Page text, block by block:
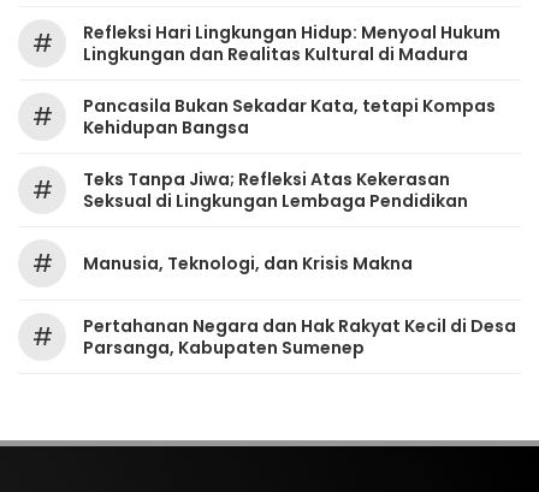
#
Refleksi Hari Lingkungan Hidup: Menyoal Hukum
Lingkungan dan Realitas Kultural di Madura
#
Pancasila Bukan Sekadar Kata, tetapi Kompas
Kehidupan Bangsa
#
Teks Tanpa Jiwa; Refleksi Atas Kekerasan
Seksual di Lingkungan Lembaga Pendidikan
# Manusia, Teknologi, dan Krisis Makna
#
Pertahanan Negara dan Hak Rakyat Kecil di Desa
Parsanga, Kabupaten Sumenep